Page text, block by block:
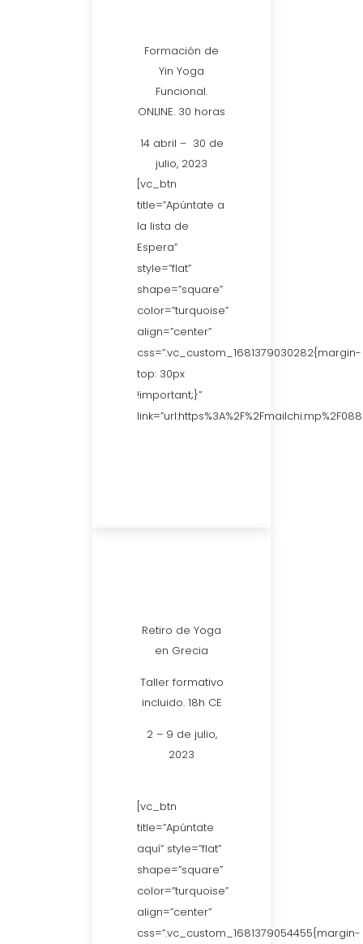
Formación de
Yin Yoga
Funcional.
ONLINE. 30 horas
14 abril – 30 de
julio, 2023
[vc_btn
title=”Apúntate a
la lista de
Espera”
style=”flat”
shape=”square”
color=”turquoise”
align=”center”
css=”.vc_custom_1681379030282{margin-
top: 30px
!important;}”
Retiro de Yoga
en Grecia
Taller formativo
incluido. 18h CE
2 – 9 de julio,
2023
[vc_btn
title=”Apúntate
aquí” style=”flat”
shape=”square”
color=”turquoise”
align=”center”
css=”.vc_custom_1681379054455{margin-